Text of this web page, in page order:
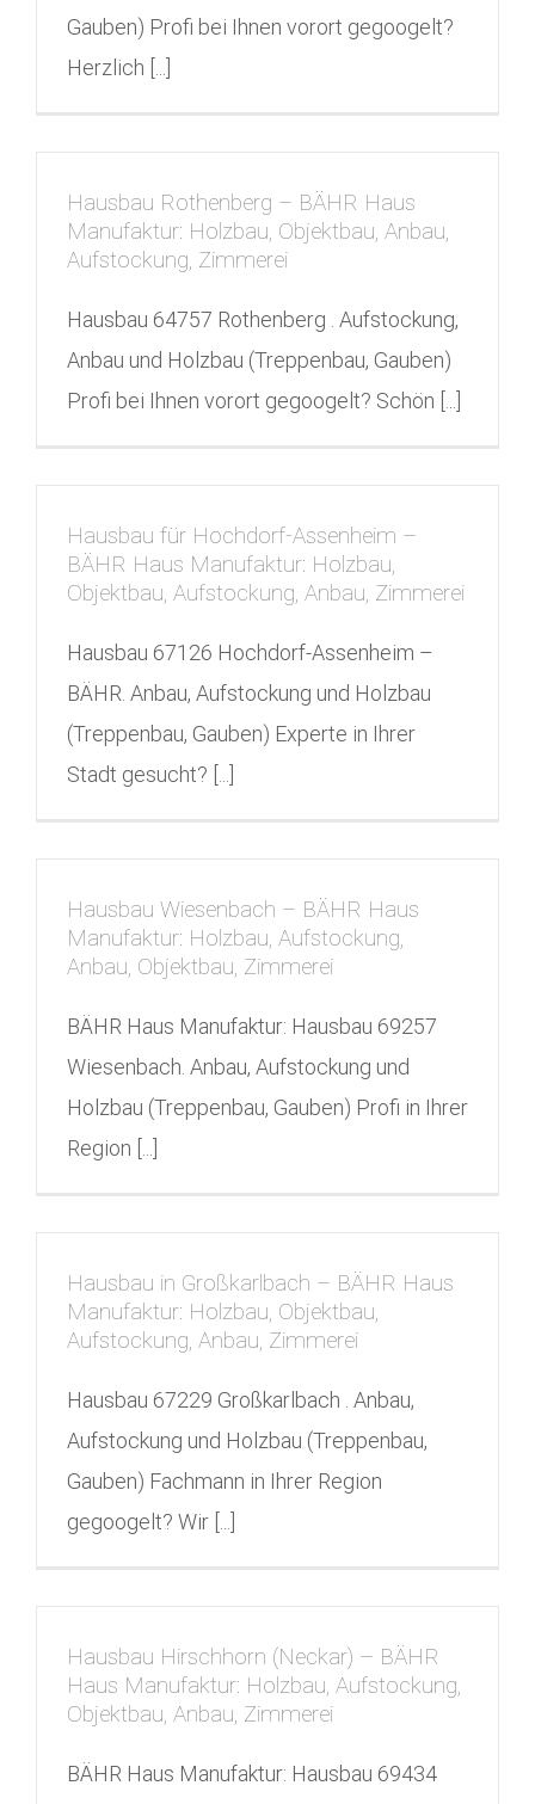
Gauben) Profi bei Ihnen vorort gegoogelt?
Herzlich [...]
Hausbau Rothenberg – BÄHR Haus
Manufaktur: Holzbau, Objektbau, Anbau,
Aufstockung, Zimmerei
Hausbau 64757 Rothenberg . Aufstockung,
Anbau und Holzbau (Treppenbau, Gauben)
Profi bei Ihnen vorort gegoogelt? Schön [...]
Hausbau für Hochdorf-Assenheim –
BÄHR Haus Manufaktur: Holzbau,
Objektbau, Aufstockung, Anbau, Zimmerei
Hausbau 67126 Hochdorf-Assenheim –
BÄHR. Anbau, Aufstockung und Holzbau
(Treppenbau, Gauben) Experte in Ihrer
Stadt gesucht? [...]
Hausbau Wiesenbach – BÄHR Haus
Manufaktur: Holzbau, Aufstockung,
Anbau, Objektbau, Zimmerei
BÄHR Haus Manufaktur: Hausbau 69257
Wiesenbach. Anbau, Aufstockung und
Holzbau (Treppenbau, Gauben) Profi in Ihrer
Region [...]
Hausbau in Großkarlbach – BÄHR Haus
Manufaktur: Holzbau, Objektbau,
Aufstockung, Anbau, Zimmerei
Hausbau 67229 Großkarlbach . Anbau,
Aufstockung und Holzbau (Treppenbau,
Gauben) Fachmann in Ihrer Region
gegoogelt? Wir [...]
Hausbau Hirschhorn (Neckar) – BÄHR
Haus Manufaktur: Holzbau, Aufstockung,
Objektbau, Anbau, Zimmerei
BÄHR Haus Manufaktur: Hausbau 69434